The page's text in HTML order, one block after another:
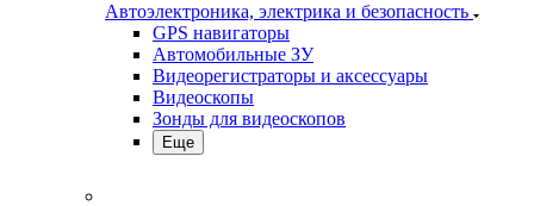
Автоэлектроника, электрика и безопасность
GPS навигаторы
Автомобильные ЗУ
Видеорегистраторы и аксессуары
Видеоскопы
Зонды для видеоскопов
Еще